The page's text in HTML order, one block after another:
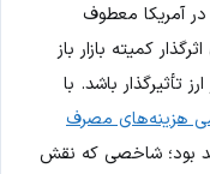
آمریکا معطوف
کمیته بازار باز
تأثیرگذار باشد. با
هزینه‌های مصرف
بود؛ شاخصی که نقش